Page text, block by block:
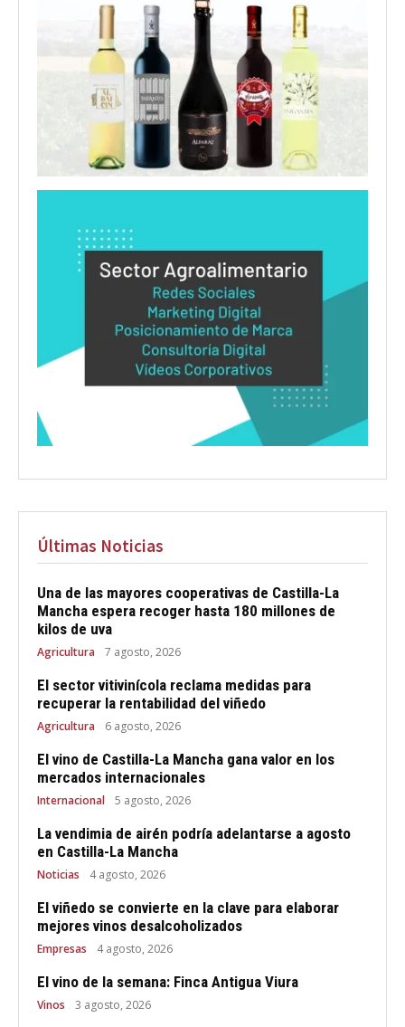
Últimas Noticias
Una de las mayores cooperativas de Castilla-La
Mancha espera recoger hasta 180 millones de
kilos de uva
Agricultura 7 agosto, 2026
El sector vitivinícola reclama medidas para
recuperar la rentabilidad del viñedo
Agricultura 6 agosto, 2026
El vino de Castilla-La Mancha gana valor en los
mercados internacionales
Internacional 5 agosto, 2026
La vendimia de airén podría adelantarse a agosto
en Castilla-La Mancha
Noticias 4 agosto, 2026
El viñedo se convierte en la clave para elaborar
mejores vinos desalcoholizados
Empresas 4 agosto, 2026
El vino de la semana: Finca Antigua Viura
Vinos 3 agosto, 2026